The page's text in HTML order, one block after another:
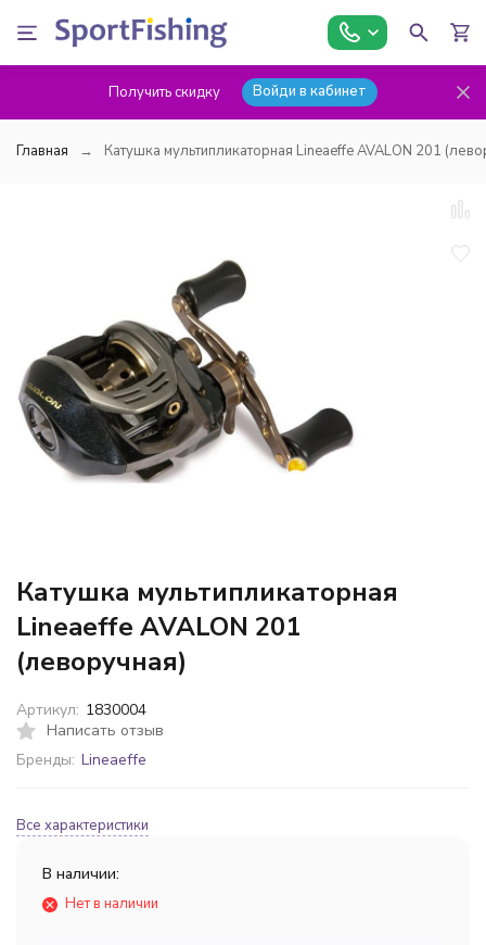
Получить скидку Войди в кабинет
Главная Катушка мультипликаторная Lineaeffe AVALON 201
Катушка мультипликаторная
Lineaeffe AVALON 201
(леворучная)
Написать отзыв
Бренды: Lineaeffe
Артикул: 1830004
Все характеристики
В наличии:
Нет в наличии